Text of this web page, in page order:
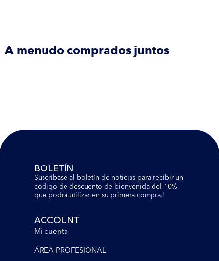
A menudo comprados juntos
BOLETÍN
Suscríbase al boletín de noticias para recibir un
código de descuento de bienvenida del 10%
que podrá utilizar en su primera compra.!
ACCOUNT
Mi cuenta
ÁREA PROFESIONAL